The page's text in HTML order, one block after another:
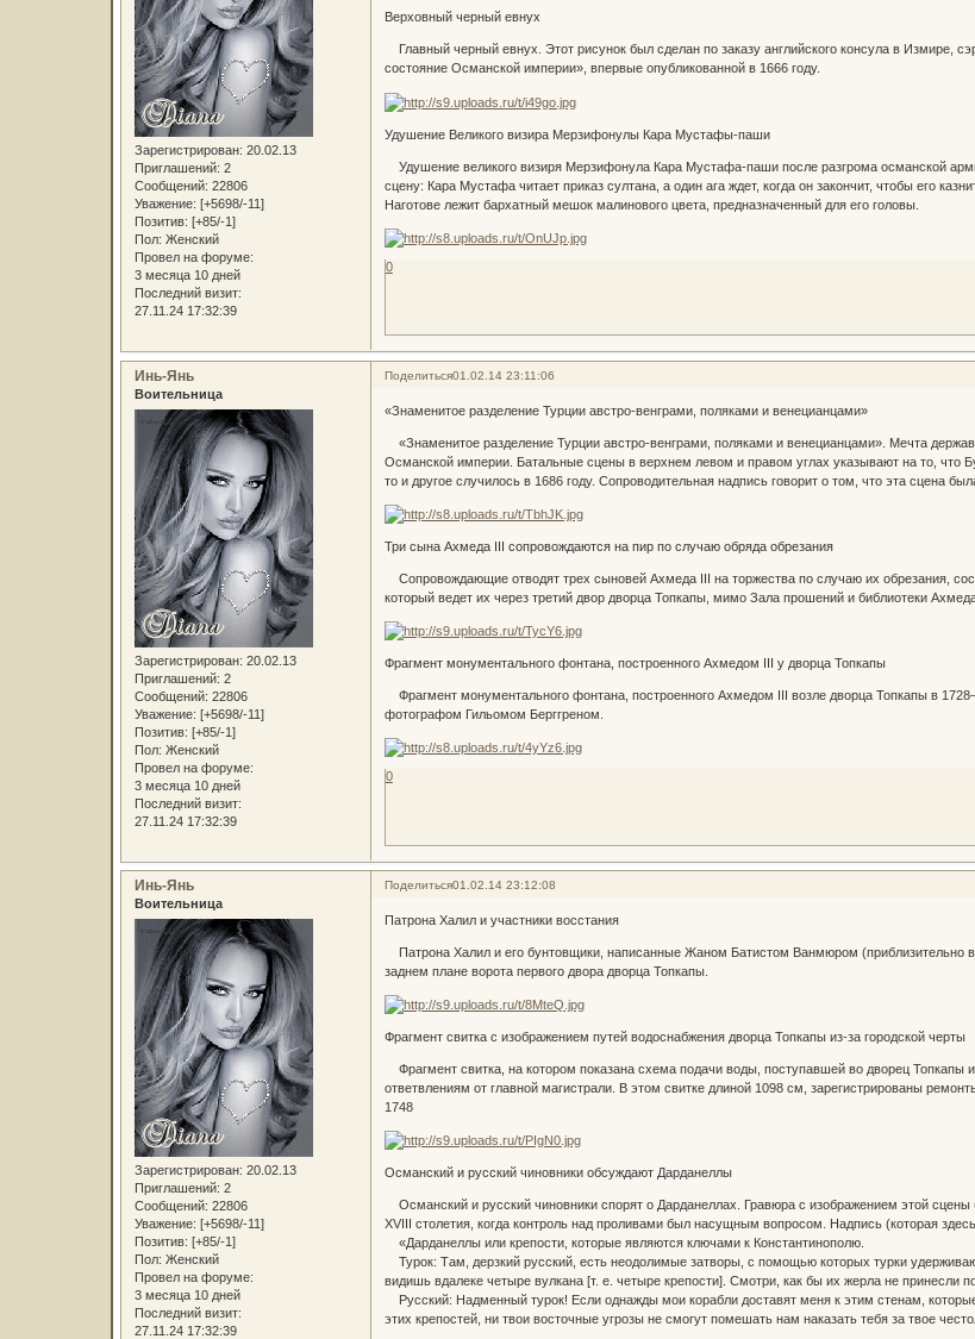
Зарегистрирован: 20.02.13
Приглашений: 2
Сообщений: 22806
Уважение: [+5698/-11]
Позитив: [+85/-1]
Пол: Женский
Провел на форуме:
3 месяца 10 дней
Последний визит:
27.11.24 17:32:39
Верховный черный евнух
Главный черный евнух. Этот рисунок был сделан по заказу английского консула в Измире,
состояние Османской империи», впервые опубликованной в 1666 году.
Удушение Великого визира Мерзифонулы Кара Мустафы-паши
Удушение великого визиря Мерзифонула Кара Мустафа-паши после разгрома османской
сцену: Кара Мустафа читает приказ султана, а один ага ждет, когда он закончит, чтобы его
Наготове лежит бархатный мешок малинового цвета, предназначенный для его головы.
0
Поделиться01.02.14 23:11:06
Инь-Янь
Воительница
Зарегистрирован: 20.02.13
Приглашений: 2
Сообщений: 22806
Уважение: [+5698/-11]
Позитив: [+85/-1]
Пол: Женский
Провел на форуме:
3 месяца 10 дней
Последний визит:
27.11.24 17:32:39
«Знаменитое разделение Турции австро-венграми, поляками и венецианцами»
«Знаменитое разделение Турции австро-венграми, поляками и венецианцами». Мечта
Османской империи. Батальные сцены в верхнем левом и правом углах указывают на то, что
то и другое случилось в 1686 году. Сопроводительная надпись говорит о том, что эта сцена
Три сына Ахмеда III сопровождаются на пир по случаю обряда обрезания
Сопровождающие отводят трех сыновей Ахмеда III на торжества по случаю их обрезания,
который ведет их через третий двор дворца Топкапы, мимо Зала прошений и библиотеки
Фрагмент монументального фонтана, построенного Ахмедом III у дворца Топкапы
Фрагмент монументального фонтана, построенного Ахмедом III возле дворца Топкапы в
фотографом Гильомом Берггреном.
0
Поделиться01.02.14 23:12:08
Инь-Янь
Воительница
Зарегистрирован: 20.02.13
Приглашений: 2
Сообщений: 22806
Уважение: [+5698/-11]
Позитив: [+85/-1]
Пол: Женский
Провел на форуме:
3 месяца 10 дней
Последний визит:
27.11.24 17:32:39
Патрона Халил и участники восстания
Патрона Халил и его бунтовщики, написанные Жаном Батистом Ванмюром
заднем плане ворота первого двора дворца Топкапы.
Фрагмент свитка с изображением путей водоснабжения дворца Топкапы из-за городской черты
Фрагмент свитка, на котором показана схема подачи воды, поступавшей во дворец Топкапы
ответвлениям от главной магистрали. В этом свитке длиной 1098 см, зарегистрированы
1748
Османский и русский чиновники обсуждают Дарданеллы
Османский и русский чиновники спорят о Дарданеллах. Гравюра с изображением этой
XVIII столетия, когда контроль над проливами был насущным вопросом. Надпись (которая здесь
«Дарданеллы или крепости, которые являются ключами к Константинополю.
Турок: Там, дерзкий русский, есть неодолимые затворы, с помощью которых турки
видишь вдалеке четыре вулкана [т. е. четыре крепости]. Смотри, как бы их жерла не принесли
Русский: Надменный турок! Если однажды мои корабли доставят меня к этим стенам,
этих крепостей, ни твои восточные угрозы не смогут помешать нам наказать тебя за твое